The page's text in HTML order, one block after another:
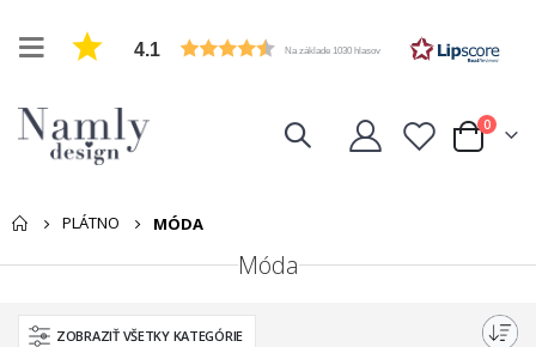
4.1 Na základe 1030 hlasov
Cart
0položky
PLÁTNO MÓDA
Móda
ZOBRAZIŤ VŠETKY KATEGÓRIE